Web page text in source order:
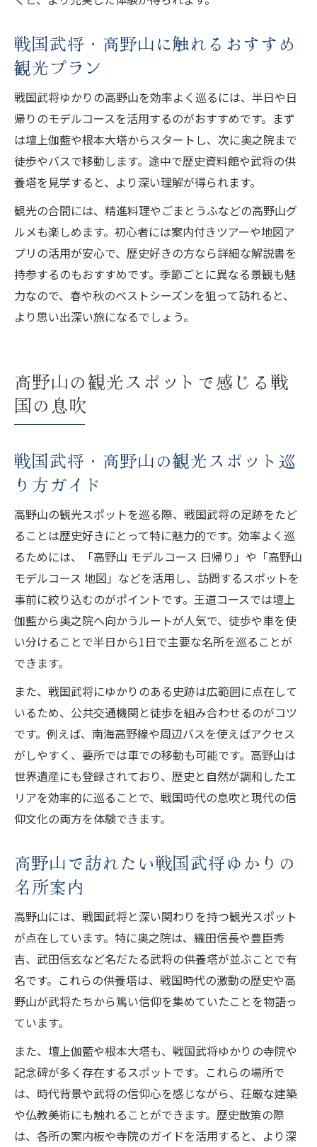
戦国武将・高野山に触れるおすすめ
観光プラン
戦国武将ゆかりの高野山を効率よく巡るには、半日や日
帰りのモデルコースを活用するのがおすすめです。まず
は壇上伽藍や根本大塔からスタートし、次に奥之院まで
徒歩やバスで移動します。途中で歴史資料館や武将の供
養塔を見学すると、より深い理解が得られます。
観光の合間には、精進料理やごまとうふなどの高野山グ
ルメも楽しめます。初心者には案内付きツアーや地図ア
プリの活用が安心で、歴史好きの方なら詳細な解説書を
持参するのもおすすめです。季節ごとに異なる景観も魅
力なので、春や秋のベストシーズンを狙って訪れると、
より思い出深い旅になるでしょう。
高野山の観光スポットで感じる戦
国の息吹
戦国武将・高野山の観光スポット巡
り方ガイド
高野山の観光スポットを巡る際、戦国武将の足跡をたど
ることは歴史好きにとって特に魅力的です。効率よく巡
るためには、「高野山 モデルコース 日帰り」や「高野山
モデルコース 地図」などを活用し、訪問するスポットを
事前に絞り込むのがポイントです。王道コースでは壇上
伽藍から奥之院へ向かうルートが人気で、徒歩や車を使
い分けることで半日から1日で主要な名所を巡ることが
できます。
また、戦国武将にゆかりのある史跡は広範囲に点在して
いるため、公共交通機関と徒歩を組み合わせるのがコツ
です。例えば、南海高野線や周辺バスを使えばアクセス
がしやすく、要所では車での移動も可能です。高野山は
世界遺産にも登録されており、歴史と自然が調和したエ
リアを効率的に巡ることで、戦国時代の息吹と現代の信
仰文化の両方を体験できます。
高野山で訪れたい戦国武将ゆかりの
名所案内
高野山には、戦国武将と深い関わりを持つ観光スポット
が点在しています。特に奥之院は、織田信長や豊臣秀
吉、武田信玄など名だたる武将の供養塔が並ぶことで有
名です。これらの供養塔は、戦国時代の激動の歴史や高
野山が武将たちから篤い信仰を集めていたことを物語っ
ています。
また、壇上伽藍や根本大塔も、戦国武将ゆかりの寺院や
記念碑が多く存在するスポットです。これらの場所で
は、時代背景や武将の信仰心を感じながら、荘厳な建築
や仏教美術にも触れることができます。歴史散策の際
は、各所の案内板や寺院のガイドを活用すると、より深